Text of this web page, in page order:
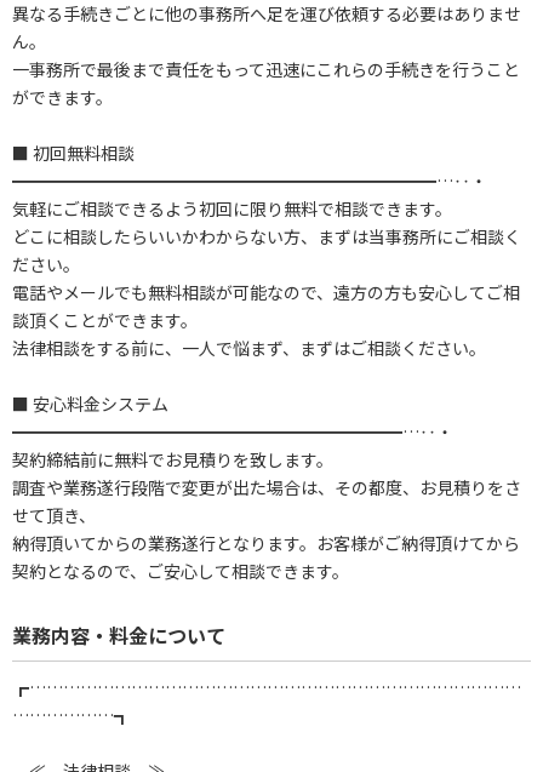
異なる手続きごとに他の事務所へ足を運び依頼する必要はありませ
ん。
一事務所で最後まで責任をもって迅速にこれらの手続きを行うこと
ができます。
■ 初回無料相談
━━━━━━━━━━━━━━━━━━━━━━━━━…‥・
気軽にご相談できるよう初回に限り無料で相談できます。
どこに相談したらいいかわからない方、まずは当事務所にご相談く
ださい。
電話やメールでも無料相談が可能なので、遠方の方も安心してご相
談頂くことができます。
法律相談をする前に、一人で悩まず、まずはご相談ください。
■ 安心料金システム
━━━━━━━━━━━━━━━━━━━━━━━…‥・
契約締結前に無料でお見積りを致します。
調査や業務遂行段階で変更が出た場合は、その都度、お見積りをさ
せて頂き、
納得頂いてからの業務遂行となります。お客様がご納得頂けてから
契約となるので、ご安心して相談できます。
業務内容・料金について
┏……………………………………………………………………………
………………┓